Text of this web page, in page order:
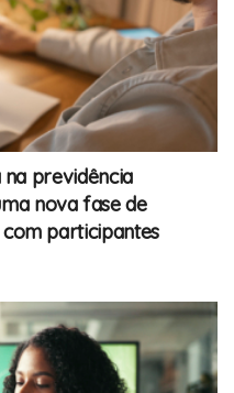
previdência
nova fase de
participantes